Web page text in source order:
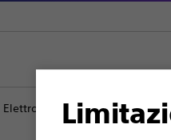
Elettrofisiologia